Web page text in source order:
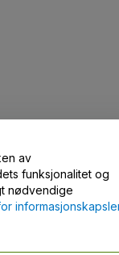
av
funksjonalitet og
nødvendige